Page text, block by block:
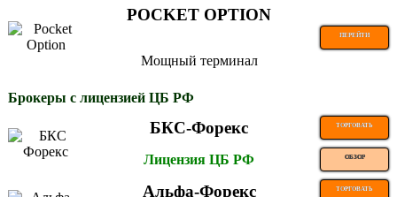
POCKET OPTION
ПЕРЕЙТИ
Мощный терминал
Брокеры с лицензией ЦБ РФ
БКС-Форекс ТОРГОВАТЬ
Лицензия ЦБ РФ ОБЗОР
Альфа-Форекс ТОРГОВАТЬ